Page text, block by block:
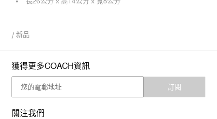
/ 新品
獲得更多COACH資訊
訂閱
關注我們